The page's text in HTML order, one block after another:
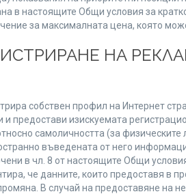
в настоящите Общи условия за
за максималната цена, която
НА
собствен профил на Интернет
предостави изискуемата
самоличността (за физическите
въведената от него
в чл. 8 от настоящите Общи
че данните, които предоставя в
В случай на предоставяне